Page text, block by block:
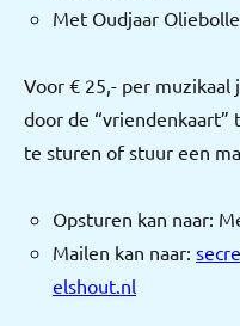
Met Oudjaar
Voor € 25,- per
door de “vriendenkaart”
te sturen of stuur een
Opsturen kan naar:
Mailen kan naar:
elshout.nl